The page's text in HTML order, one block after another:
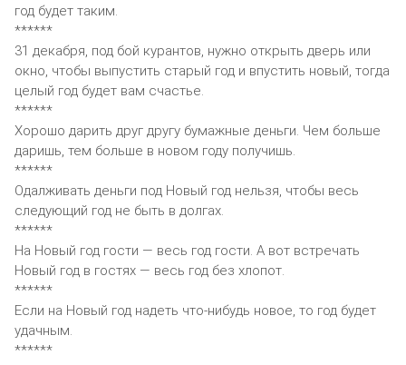
год будет таким.
******
31 декабря, под бой курантов, нужно открыть дверь или
окно, чтобы выпустить старый год и впустить новый, тогда
целый год будет вам счастье.
******
Хорошо дарить друг другу бумажные деньги. Чем больше
даришь, тем больше в новом году получишь.
******
Одалживать деньги под Новый год нельзя, чтобы весь
следующий год не быть в долгах.
******
На Новый год гости — весь год гости. А вот встречать
Новый год в гостях — весь год без хлопот.
******
Если на Новый год надеть что-нибудь новое, то год будет
удачным.
******